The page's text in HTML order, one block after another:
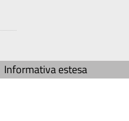
Informativa estesa